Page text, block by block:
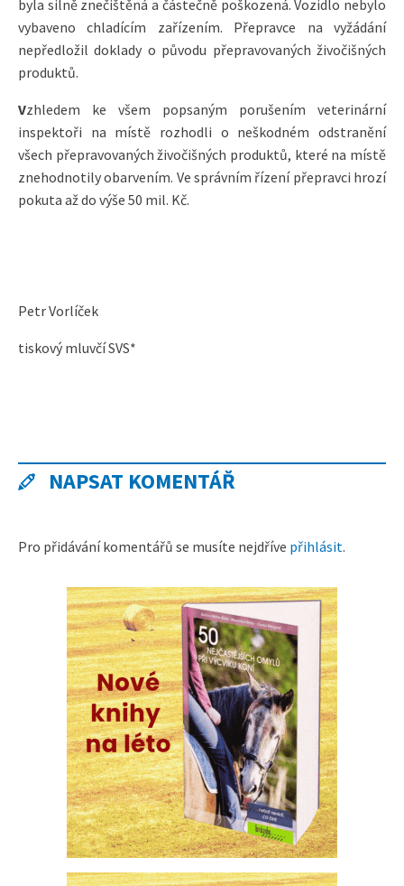
byla silně znečištěná a částečně poškozená. Vozidlo nebylo
vybaveno chladícím zařízením. Přepravce na vyžádání
nepředložil doklady o původu přepravovaných živočišných
produktů.
Vzhledem ke všem popsaným porušením veterinární
inspektoři na místě rozhodli o neškodném odstranění
všech přepravovaných živočišných produktů, které na místě
znehodnotily obarvením. Ve správním řízení přepravci hrozí
pokuta až do výše 50 mil. Kč.
Petr Vorlíček
tiskový mluvčí SVS*
NAPSAT KOMENTÁŘ
Pro přidávání komentářů se musíte nejdříve přihlásit.